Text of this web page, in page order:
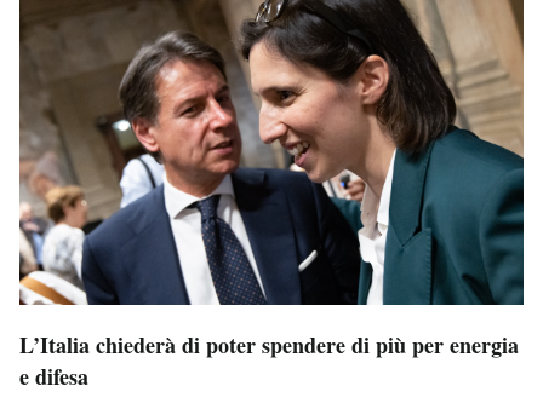
L’Italia chiederà di poter spendere di più per energia
e difesa